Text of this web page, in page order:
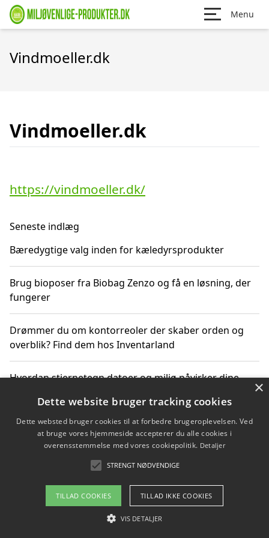
Menu
Vindmoeller.dk
Vindmoeller.dk
https://vindmoeller.dk/
Seneste indlæg
Bæredygtige valg inden for kæledyrsprodukter
Brug bioposer fra Biobag Zenzo og få en løsning, der
fungerer
Drømmer du om kontorreoler der skaber orden og
overblik? Find dem hos Inventarland
Hvordan stjernetegn datoer og miljø påvirker dine
Bæredygtige gadgets til en grønnere hverdag
Om / kontakt
Blog Betingelser
×
Dette website bruger tracking cookies
Dette websted bruger cookies til at forbedre brugeroplevelsen. Ved
at bruge vores hjemmeside accepterer du alle cookies i
overensstemmelse med vores cookiepolitik. Detaljer
STRENGT NØDVENDIGE
TILLAD COOKIES TILLAD IKKE COOKIES
VIS DETALJER